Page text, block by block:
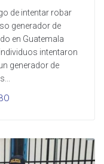
de intentar robar
generador de
en Guatemala
intentaron
generador de